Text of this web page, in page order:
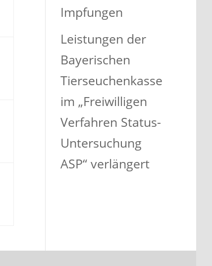
Impfungen
Leistungen der
Bayerischen
Tierseuchenkasse
im „Freiwilligen
Verfahren Status-
Untersuchung
ASP“ verlängert